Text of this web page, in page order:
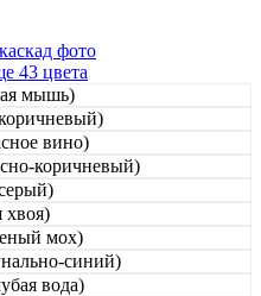
43 цвета
мышь)
вино)
коричневый)
хвоя)
мох)
синий)
вода)